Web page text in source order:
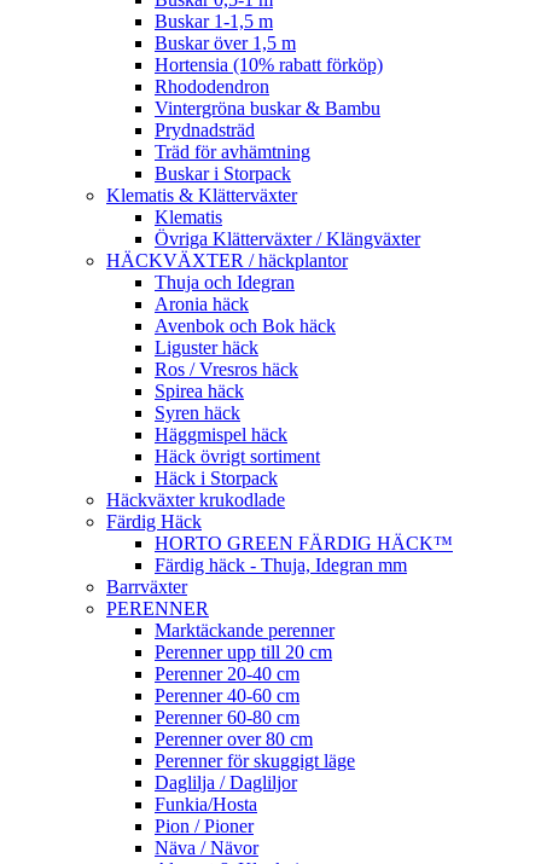
Buskar 1-1,5 m
Buskar över 1,5 m
Hortensia (10% rabatt förköp)
Rhododendron
Vintergröna buskar & Bambu
Prydnadsträd
Träd för avhämtning
Buskar i Storpack
Klematis & Klätterväxter
Klematis
Övriga Klätterväxter / Klängväxter
HÄCKVÄXTER / häckplantor
Thuja och Idegran
Aronia häck
Avenbok och Bok häck
Liguster häck
Ros / Vresros häck
Spirea häck
Syren häck
Häggmispel häck
Häck övrigt sortiment
Häck i Storpack
Häckväxter krukodlade
Färdig Häck
HORTO GREEN FÄRDIG HÄCK™
Färdig häck - Thuja, Idegran mm
Barrväxter
PERENNER
Marktäckande perenner
Perenner upp till 20 cm
Perenner 20-40 cm
Perenner 40-60 cm
Perenner 60-80 cm
Perenner over 80 cm
Perenner för skuggigt läge
Daglilja / Dagliljor
Funkia/Hosta
Pion / Pioner
Näva / Nävor